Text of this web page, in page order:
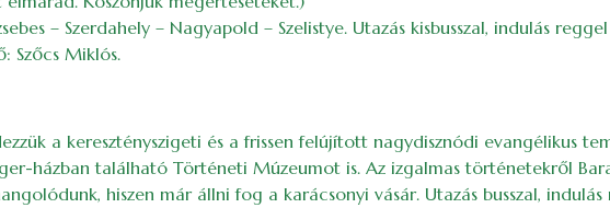
– Szerdahely – Nagyapold – Szelistye. Utazás kisbusszal, indulás
Szőcs Miklós.
a keresztényszigeti és a frissen felújított nagydisznódi evangélikus
házban található Történeti Múzeumot is. Az izgalmas történetekről
hiszen már állni fog a karácsonyi vásár. Utazás busszal,